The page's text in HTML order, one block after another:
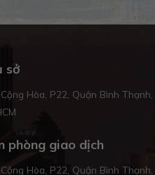
sở
Hòa, P22, Quận Bình Thạnh,
phòng giao dịch
Hòa, P22, Quận Bình Thạnh,